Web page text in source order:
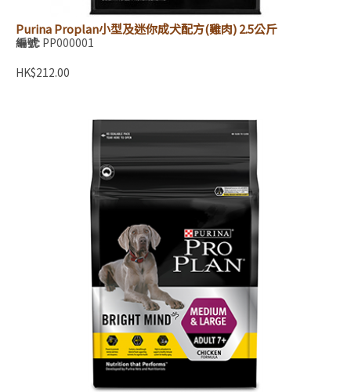
Purina Proplan小型及迷你成犬配方(雞肉) 2.5公斤
編號: PP000001
HK$212.00